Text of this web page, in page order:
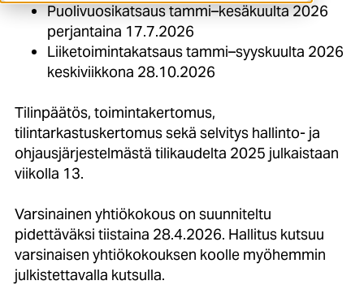
Puolivuosikatsaus tammi–kesäkuulta 2026
perjantaina 17.7.2026
Liiketoimintakatsaus tammi–syyskuulta 2026
keskiviikkona 28.10.2026
Tilinpäätös, toimintakertomus,
tilintarkastuskertomus sekä selvitys hallinto- ja
ohjausjärjestelmästä tilikaudelta 2025 julkaistaan
viikolla 13.
Varsinainen yhtiökokous on suunniteltu
pidettäväksi tiistaina 28.4.2026. Hallitus kutsuu
varsinaisen yhtiökokouksen koolle myöhemmin
julkistettavalla kutsulla.